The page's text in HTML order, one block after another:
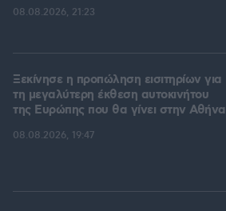
08.08.2026, 21:23
Ξεκίνησε η προπώληση εισιτηρίων για
τη μεγαλύτερη έκθεση αυτοκινήτου
της Ευρώπης που θα γίνει στην Αθήνα
08.08.2026, 19:47